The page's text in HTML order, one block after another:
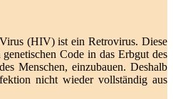
(HIV) ist ein Retrovirus. Diese
Code in das Erbgut des
Menschen, einzubauen. Deshalb
nicht wieder vollständig aus